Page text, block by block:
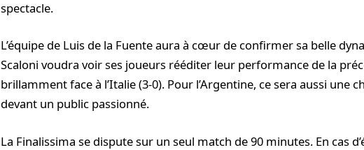
spectacle.
L’équipe de Luis de la Fuente aura à cœur de confirmer sa belle
Scaloni voudra voir ses joueurs rééditer leur performance de la
brillamment face à l’Italie (3-0). Pour l’Argentine, ce sera aussi une
devant un public passionné.
La Finalissima se dispute sur un seul match de 90 minutes. En cas